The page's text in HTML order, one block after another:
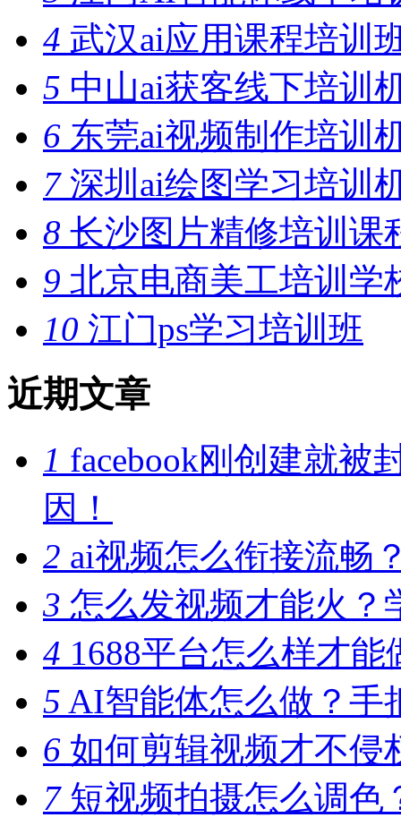
4 武汉ai应用课程培训
5 中山ai获客线下培训
6 东莞ai视频制作培训
7深圳ai绘图学习培训
8 长沙图片精修培训课
9 北京电商美工培训学
10 江门ps学习培训班
近期文章
1 facebook刚创建就被
因！
2 ai视频怎么衔接流畅
3 怎么发视频才能火？
4 1688平台怎么样才
5 AI智能体怎么做？手
6 如何剪辑视频才不侵
7短视频拍摄怎么调色